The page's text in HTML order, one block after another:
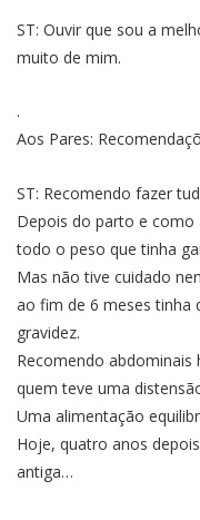
ST: Ouvir que sou a
muito de mim.
.
Aos Pares:
ST: Recomendo fazer
Depois do parto e como
todo o peso que tinha
Mas não tive cuidado
ao fim de 6 meses tinha
gravidez.
Recomendo abdominais
quem teve uma
Uma alimentação
Hoje, quatro anos
antiga…